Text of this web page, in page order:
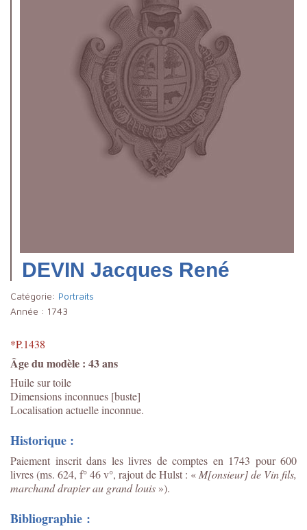
DEVIN Jacques René
Catégorie: Portraits
Année : 1743
*P.1438
Âge du modèle : 43 ans
Huile sur toile
Dimensions inconnues [buste]
Localisation actuelle inconnue.
Historique :
Paiement inscrit dans les livres de comptes en 1743 pour 600
livres (ms. 624, f° 46 v°, rajout de Hulst : « M[onsieur] de Vin fils,
marchand drapier au grand louis »).
Bibliographie :